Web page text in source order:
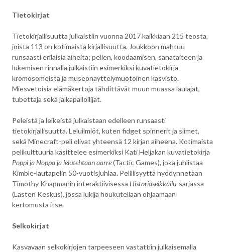
Tietokirjat
Tietokirjallisuutta julkaistiin vuonna 2017 kaikkiaan 215 teosta,
joista 113 on kotimaista kirjallisuutta. Joukkoon mahtuu
runsaasti erilaisia aiheita; pelien, koodaamisen, sanataiteen ja
lukemisen rinnalla julkaistiin esimerkiksi kuvatietokirja
kromosomeista ja museonäyttelymuotoinen kasvisto.
Miesvetoisia elämäkertoja tähdittävät muun muassa laulajat,
tubettaja sekä jalkapalloilijat.
Peleistä ja leikeistä julkaistaan edelleen runsaasti
tietokirjallisuutta. Leluilmiöt, kuten fidget spinnerit ja slimet,
sekä Minecraft-peli olivat yhteensä 12 kirjan aiheena. Kotimaista
pelikulttuuria käsittelee esimerkiksi Kati Heljakan kuvatietokirja
Poppi ja Noppa ja lelutehtaan aarre(Tactic Games), joka juhlistaa
Kimble-lautapelin 50-vuotisjuhlaa. Pelillisyyttä hyödynnetään
Timothy Knapmanin interaktiivisessa Historiaseikkailu­-sarjassa
(Lasten Keskus), jossa lukija houkutellaan ohjaamaan
kertomusta itse.
Selkokirjat
Kasvavaan selkokirjojen tarpeeseen vastattiin julkaisemalla